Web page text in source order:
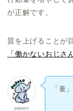
が正解です。
質を上げることが
「働かないおじさ
papazo
「量